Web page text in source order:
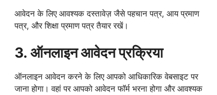
आवेदन के लिए आवश्यक दस्तावेज़ जैसे पहचान पत्र, आय प्रमाण
पत्र, और शिक्षा प्रमाण पत्र तैयार रखें।
3. ऑनलाइन आवेदन प्रक्रिया
ऑनलाइन आवेदन करने के लिए आपको आधिकारिक वेबसाइट पर
जाना होगा। वहां पर आपको आवेदन फॉर्म भरना होगा और आवश्यक